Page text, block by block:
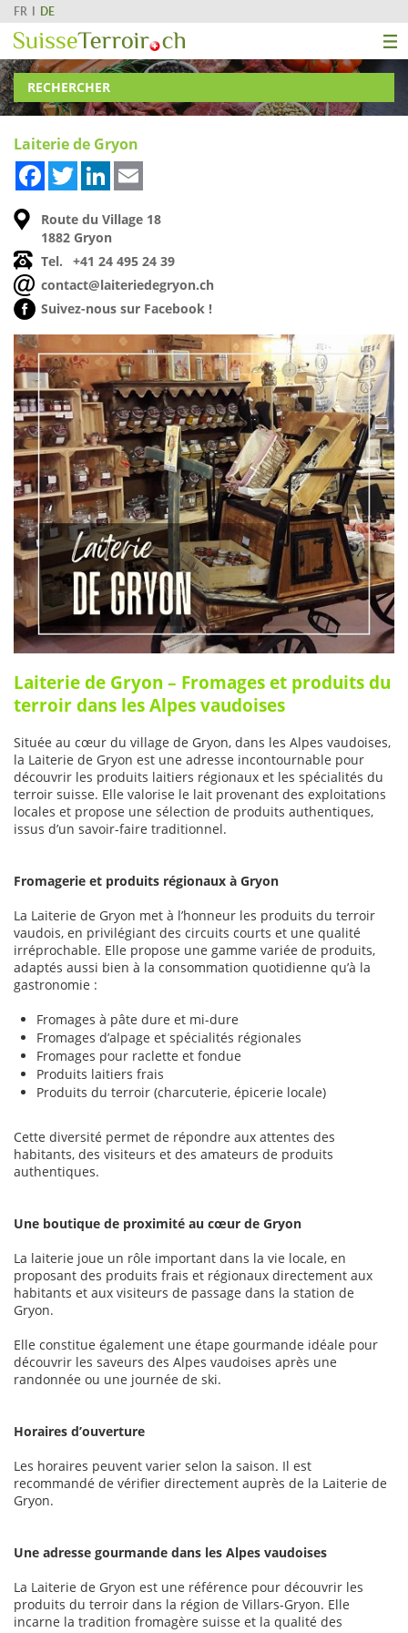
FR DE
RECHERCHER
Laiterie de Gryon
FacebookTwitterLinkedIn
Route du Village 18
1882 Gryon
Tel.
+41 24 495 24 39
contact@laiteriedegryon.ch
Suivez-nous sur Facebook !
Laiterie de Gryon – Fromages et produits du
terroir dans les Alpes vaudoises
Située au cœur du village de Gryon, dans les Alpes vaudoises,
la Laiterie de Gryon est une adresse incontournable pour
découvrir les produits laitiers régionaux et les spécialités du
terroir suisse. Elle valorise le lait provenant des exploitations
locales et propose une sélection de produits authentiques,
issus d’un savoir-faire traditionnel.
Fromagerie et produits régionaux à Gryon
La Laiterie de Gryon met à l’honneur les produits du terroir
vaudois, en privilégiant des circuits courts et une qualité
irréprochable. Elle propose une gamme variée de produits,
adaptés aussi bien à la consommation quotidienne qu’à la
gastronomie :
Fromages à pâte dure et mi-dure
Fromages d’alpage et spécialités régionales
Fromages pour raclette et fondue
Produits laitiers frais
Produits du terroir (charcuterie, épicerie locale)
Cette diversité permet de répondre aux attentes des
habitants, des visiteurs et des amateurs de produits
authentiques.
Une boutique de proximité au cœur de Gryon
La laiterie joue un rôle important dans la vie locale, en
proposant des produits frais et régionaux directement aux
habitants et aux visiteurs de passage dans la station de
Gryon.
Elle constitue également une étape gourmande idéale pour
découvrir les saveurs des Alpes vaudoises après une
randonnée ou une journée de ski.
Horaires d’ouverture
Les horaires peuvent varier selon la saison. Il est
recommandé de vérifier directement auprès de la Laiterie de
Gryon.
Une adresse gourmande dans les Alpes vaudoises
La Laiterie de Gryon est une référence pour découvrir les
produits du terroir dans la région de Villars-Gryon. Elle
incarne la tradition fromagère suisse et la qualité des